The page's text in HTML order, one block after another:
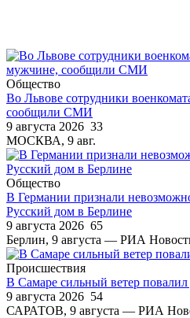
Общество
Во Львове сотрудники
сообщили СМИ
9 августа 2026 33
МОСКВА, 9 авг.
Общество
В Германии признали
Русский дом в Берлине
9 августа 2026 65
Берлин, 9 августа — РИА
Происшествия
В Самаре сильный ветер повалил
9 августа 2026 54
САРАТОВ, 9 августа — РИА